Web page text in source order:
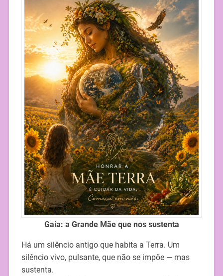
Gaia: a Grande Mãe que nos sustenta
Há um silêncio antigo que habita a Terra. Um
silêncio vivo, pulsante, que não se impõe — mas
sustenta.